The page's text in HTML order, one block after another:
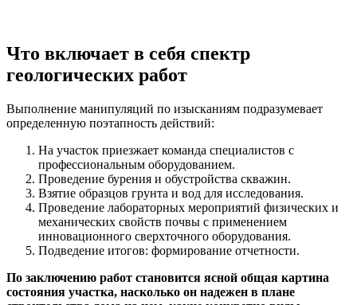
Что включает в себя спектр
геологических работ
Выполнение манипуляций по изысканиям подразумевает
определенную поэтапность действий:
На участок приезжает команда специалистов с
профессиональным оборудованием.
Проведение бурения и обустройства скважин.
Взятие образцов грунта и вод для исследования.
Проведение лабораторных мероприятий физических и
механических свойств почвы с применением
инновационного сверхточного оборудования.
Подведение итогов: формирование отчетности.
По заключению работ становится ясной общая картина
состояния участка, насколько он надежен в плане